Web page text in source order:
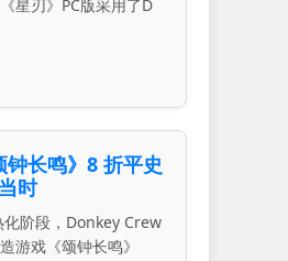
星刃》PC版采用了D
长鸣》8 折平史
时
阶段，Donkey Crew
游戏《颂钟长鸣》